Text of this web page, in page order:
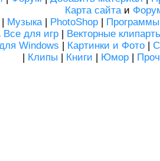
Карта сайтаи
| Музыка| PhotoShop | Программы
Все для игр | Векторные
Windows | Картинки и Фото|
| Клипы | Книги | Юмор |